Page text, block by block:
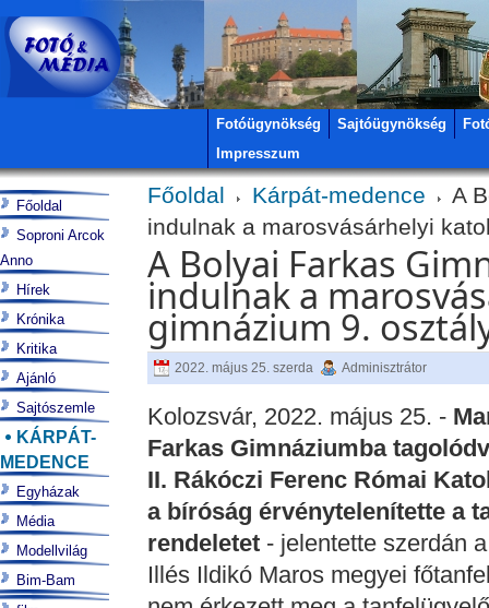
Fotóügynökség Sajtóügynökség
Impresszum
Főoldal Kárpát-medence
A
indulnak a marosvásárhelyi
A Bolyai Farkas
indulnak a
gimnázium 9.
2022. május 25. szerda Adminisztrátor
Kolozsvár, 2022. május 25. -
Farkas Gimnáziumba
II. Rákóczi Ferenc Római
a bíróság érvénytelenítette a
rendeletet- jelentette szerdán
Illés Ildikó Maros megyei
Főoldal
Soproni Arcok
Anno
Hírek
Krónika
Kritika
Ajánló
Sajtószemle
KÁRPÁT-
MEDENCE
Egyházak
Média
Modellvilág
Bim-Bam